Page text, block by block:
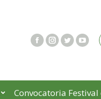
Convocatoria